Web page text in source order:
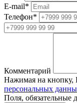
E-mail*
Телефон*
Комментарий
Нажимая на кнопку,
персональных
Поля, обязательные